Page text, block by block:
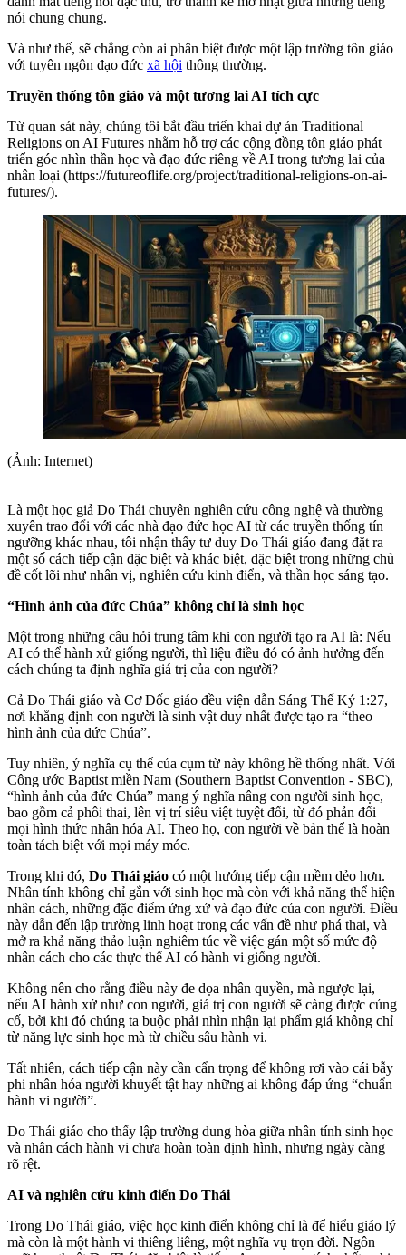
nói chung chung.
Và như thế, sẽ chẳng còn ai phân biệt được một lập trường tôn giáo
với tuyên ngôn đạo đức xã hội thông thường.
Truyền thống tôn giáo và một tương lai AI tích cực
Từ quan sát này, chúng tôi bắt đầu triển khai dự án Traditional
Religions on AI Futures nhằm hỗ trợ các cộng đồng tôn giáo phát
triển góc nhìn thần học và đạo đức riêng về AI trong tương lai của
nhân loại (https://futureoflife.org/project/traditional-religions-on-ai-
futures/).
(Ảnh: Internet)
Là một học giả Do Thái chuyên nghiên cứu công nghệ và thường
xuyên trao đổi với các nhà đạo đức học AI từ các truyền thống tín
ngưỡng khác nhau, tôi nhận thấy tư duy Do Thái giáo đang đặt ra
một số cách tiếp cận đặc biệt và khác biệt, đặc biệt trong những chủ
đề cốt lõi như nhân vị, nghiên cứu kinh điển, và thần học sáng tạo.
“Hình ảnh của đức Chúa” không chỉ là sinh học
Một trong những câu hỏi trung tâm khi con người tạo ra AI là: Nếu
AI có thể hành xử giống người, thì liệu điều đó có ảnh hưởng đến
cách chúng ta định nghĩa giá trị của con người?
Cả Do Thái giáo và Cơ Đốc giáo đều viện dẫn Sáng Thế Ký 1:27,
nơi khẳng định con người là sinh vật duy nhất được tạo ra “theo
hình ảnh của đức Chúa”.
Tuy nhiên, ý nghĩa cụ thể của cụm từ này không hề thống nhất. Với
Công ước Baptist miền Nam (Southern Baptist Convention - SBC),
“hình ảnh của đức Chúa” mang ý nghĩa nâng con người sinh học,
bao gồm cả phôi thai, lên vị trí siêu việt tuyệt đối, từ đó phản đối
mọi hình thức nhân hóa AI. Theo họ, con người về bản thể là hoàn
toàn tách biệt với mọi máy móc.
Trong khi đó, Do Thái giáo có một hướng tiếp cận mềm dẻo hơn.
Nhân tính không chỉ gắn với sinh học mà còn với khả năng thể hiện
nhân cách, những đặc điểm ứng xử và đạo đức của con người. Điều
này dẫn đến lập trường linh hoạt trong các vấn đề như phá thai, và
mở ra khả năng thảo luận nghiêm túc về việc gán một số mức độ
nhân cách cho các thực thể AI có hành vi giống người.
Không nên cho rằng điều này đe dọa nhân quyền, mà ngược lại,
nếu AI hành xử như con người, giá trị con người sẽ càng được củng
cố, bởi khi đó chúng ta buộc phải nhìn nhận lại phẩm giá không chỉ
từ năng lực sinh học mà từ chiều sâu hành vi.
Tất nhiên, cách tiếp cận này cần cẩn trọng để không rơi vào cái bẫy
phi nhân hóa người khuyết tật hay những ai không đáp ứng “chuẩn
hành vi người”.
Do Thái giáo cho thấy lập trường dung hòa giữa nhân tính sinh học
và nhân cách hành vi chưa hoàn toàn định hình, nhưng ngày càng
rõ rệt.
AI và nghiên cứu kinh điển Do Thái
Trong Do Thái giáo, việc học kinh điển không chỉ là để hiểu giáo lý
mà còn là một hành vi thiêng liêng, một nghĩa vụ trọn đời. Ngôn